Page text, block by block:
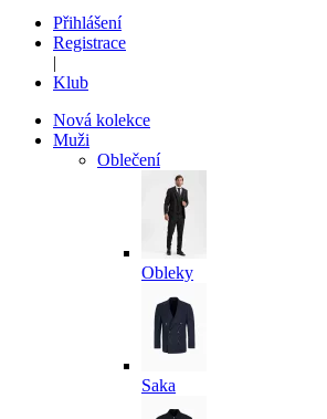
Přihlášení
Registrace
|
Klub
Nová kolekce
Muži
Oblečení
Obleky
Saka